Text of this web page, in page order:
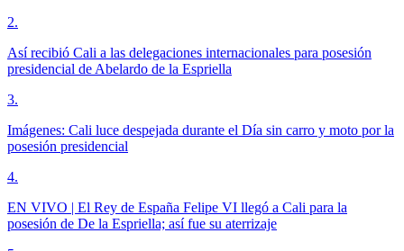
2.
Así recibió Cali a las delegaciones internacionales para posesión
presidencial de Abelardo de la Espriella
3.
Imágenes: Cali luce despejada durante el Día sin carro y moto por la
posesión presidencial
4.
EN VIVO | El Rey de España Felipe VI llegó a Cali para la
posesión de De la Espriella; así fue su aterrizaje